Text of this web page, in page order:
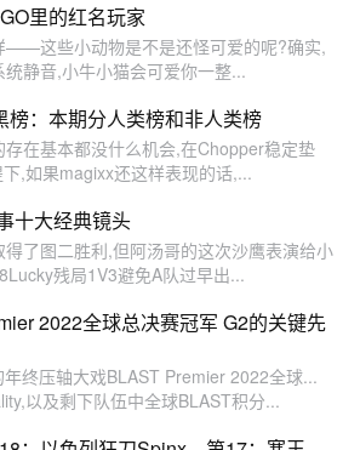
里的红名玩家
这些小动物是不是还怪可爱的呢?确实,
静音,小牛小猫会可爱你一整...
榜：本期分人类榜和非人类榜
在基本都没什么机会,在Chopper稳定垫
,如果magixx还这样表现的话,...
十大经典镜头
了图二胜利,但阿汤哥的这次沙鹰表演给小
残局1V3避免A队过早出...
2022全球总决赛冠军 G2的关键先
终压轴大戏BLAST Premier 2022全球...
以及剩下队伍中全球BLAST积分...